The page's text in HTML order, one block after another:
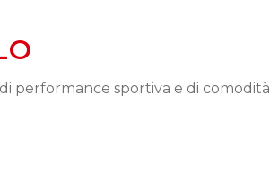
performance sportiva e di comodità